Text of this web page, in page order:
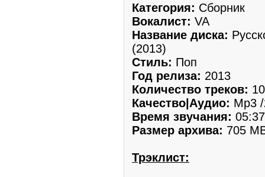
Категория: Сборник
Вокалист: VA
Название диска:
(2013)
Стиль: Поп
Год релиза: 2013
Количество треков:
Качество|Аудио: Mp3
Время звучания:
Размер архива: 705
Трэклист: